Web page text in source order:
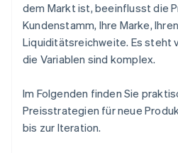
dem Markt ist, beeinflusst die
Kundenstamm, Ihre Marke,
Liquiditätsreichweite. Es steht
die Variablen sind komplex.
Im Folgenden finden Sie
Preisstrategien für neue
bis zur Iteration.